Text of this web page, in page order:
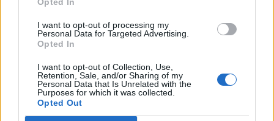
I want to opt-out of processing my
Personal Data for Targeted Advertising.
Opted In
I want to opt-out of Collection, Use,
Retention, Sale, and/or Sharing of my
Personal Data that Is Unrelated with the
Purposes for which it was collected.
Opted Out
X